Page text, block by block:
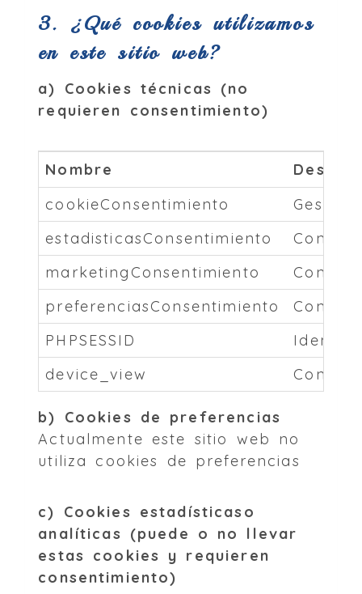
3. ¿Qué cookies utilizamos
en este sitio web?
a) Cookies técnicas (no
requieren consentimiento)
Nombre
cookieConsentimiento
estadisticasConsentimiento
marketingConsentimiento
preferenciasConsentimiento
PHPSESSID
device_view
b) Cookies de preferencias
Actualmente este sitio web no
utiliza cookies de preferencias
c) Cookies estadísticaso
analíticas (puede o no llevar
estas cookies y requieren
consentimiento)